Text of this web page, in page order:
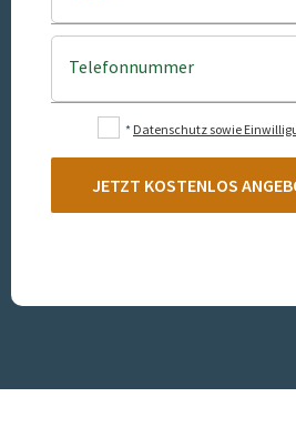
Telefonnummer
* Datenschutz sowie
JETZT KOSTENLOS